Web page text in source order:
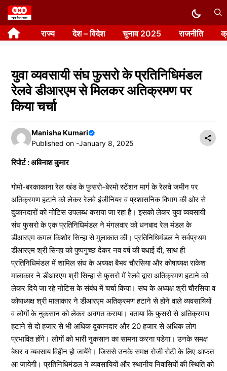
Skip
to
content राज्य देश – विदेश चुनाव 2025 राजनीति
युवा व्यवसायी संघ फुसरो के प्रतिनिधिमंडल
रेलवे डीआरएम से मिलकर अतिक्रमण पर
किया चर्चा
Manisha Kumari
Published on -January 8, 2025
रिपोर्ट : अविनाश कुमार
गोमो-बरकाकाना रेल खंड के फुसरो-बेरमो स्टेंशन मार्ग के रेलवे जमीन पर
अतिक्रमण हटाने को लेकर रेलवे इंजीनियर व प्रशासनिक विभाग की ओर से
दुकानदारों को नोटिस उपलब्ध कराया जा रहा है। इसको लेकर युवा व्यवसायी
संघ फुसरो के एक प्रतिनिधिमंडल ने मंगलवार को धनबाद रेल मंडल के
डीआरएम कमल किशोर सिन्हा से मुलाकात की। प्रतिनिधिमंडल ने सर्वप्रथम
डीआरएम श्री सिन्हा को पुष्पगुच्छ देकर नव वर्ष की बधाई दी, साथ ही
प्रतिनिधिमंडल में शामिल संघ के अध्यक्ष बैभव चौरसिया और कोषाध्यक्ष राकेश
मालाकार ने डीआरएम श्री सिन्हा से फुसरो में रेलवे द्वारा अतिक्रमण हटाने को
लेकर दिये जा रहे नोटिस के संबंध में चर्चा किया। संघ के अध्यक्ष श्री चौरसिया व
कोषाध्यक्ष श्री मालाकार ने डीआरएम अतिक्रमण हटाने से होने वाले व्यवसायियों
व लोगों के नुकसान को लेकर अवगत कराया। बताया कि फुसरो से अतिक्रमण
हटाने से दो हजार से भी अधिक दुकानदार और 20 हजार से अधिक लोग
प्रभावित होंगे। लोगों को भारी नुकसान का सामना करना पडेगा। उनके समक्ष
बेघर व व्यवसाय विहीन हो जायेंगे। जिससे उनके समक्ष रोजी रोटी के लिए आफत
आ जायेगी। प्रतिनिधिमंडल ने व्यवसायियों और स्थानीय निवासियों की स्थिति को